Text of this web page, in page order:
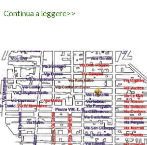
Continua a leggere>>